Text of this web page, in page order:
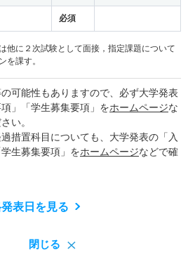
必須
他に２次試験として面接，指定課題について
を課す。
可能性もありますので、必ず大学発表
」「学生募集要項」をホームページな
い。
措置科目についても、大学発表の「入
生募集要項」をホームページなどで確
表日を見る
閉じる